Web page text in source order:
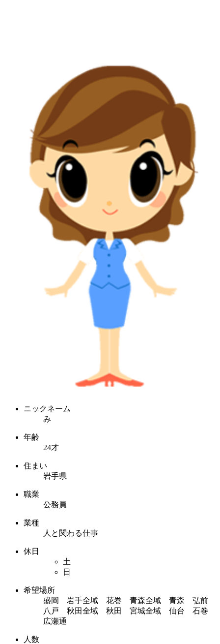
ニックネーム
み
年齢
24才
住まい
岩手県
職業
公務員
業種
人と関わる仕事
休日
土
日
希望場所
盛岡 岩手全域 花巻 青森全域 青森 弘前
八戸 秋田全域 秋田 宮城全域 仙台 石巻
広瀬通
人数